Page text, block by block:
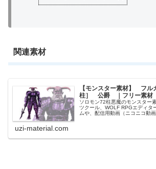
関連素材
【モンスター素材】 フ
柱］ 公爵 ｜フリー素材
ソロモン72柱悪魔のモンスター
ツクール、WOLF RPGエディタ
ムや、配信用動画（ニコニコ動
uzi-material.com